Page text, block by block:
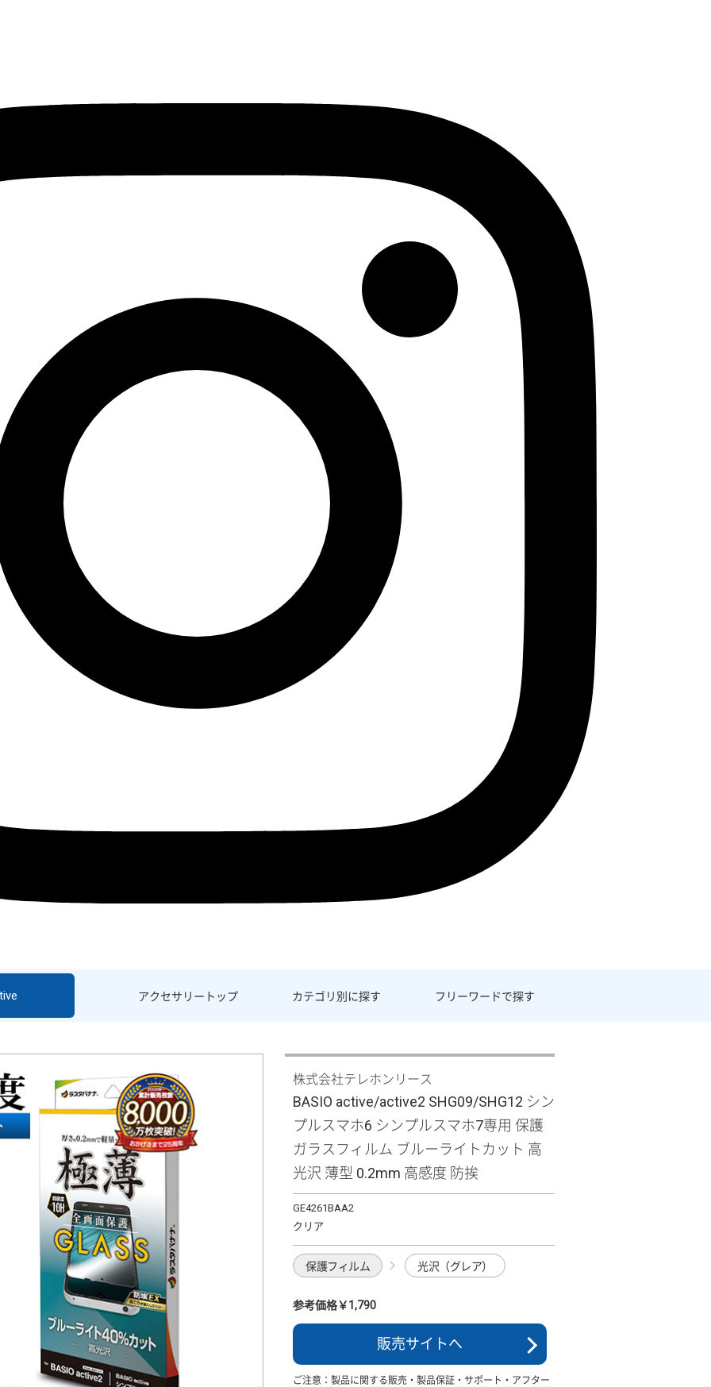
アクセサリー トップ カテゴリ別に探す フリーワードで探す
株式会社テレホンリース
BASIO active/active2 SHG09/SHG12 シン
プルスマホ6 シンプルスマホ7専用 保護
ガラスフィルム ブルーライトカット 高
光沢 薄型 0.2mm 高感度 防挨
GE4261BAA2
クリア
保護フィルム 光沢（グレア）
参考価格￥1,790
販売サイトへ
ご注意：製品に関する販売・製品保証・サポート・アフター